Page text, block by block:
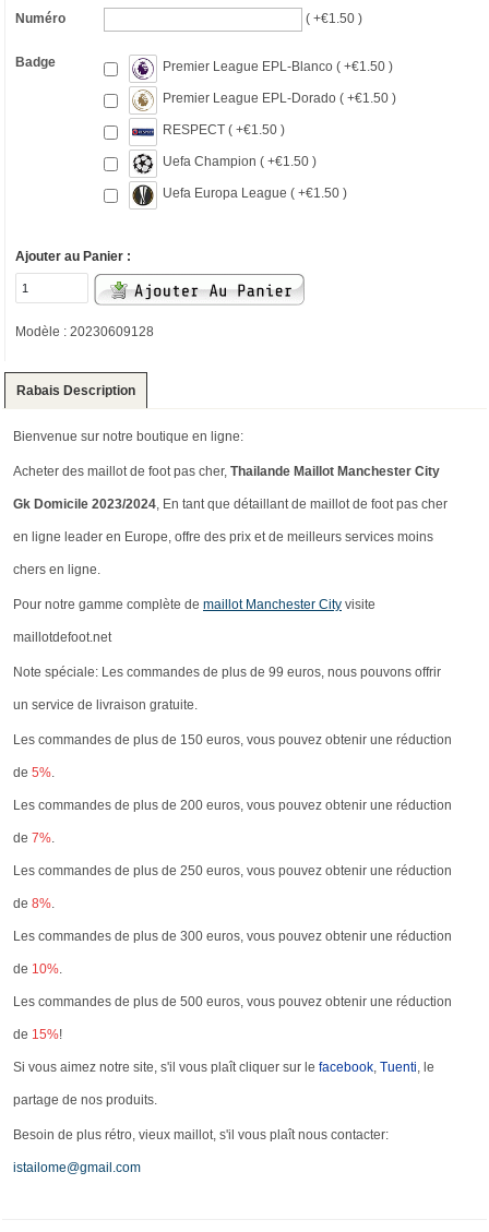
Numéro ( +€1.50 )
Badge Premier League EPL-Blanco ( +€1.50 )
Premier League EPL-Dorado ( +€1.50 )
RESPECT ( +€1.50 )
Uefa Champion ( +€1.50 )
Uefa Europa League ( +€1.50 )
Ajouter au Panier :
Modèle : 20230609128
Rabais Description
Bienvenue sur notre boutique en ligne:
Acheter des maillot de foot pas cher, Thailande Maillot Manchester City
Gk Domicile 2023/2024, En tant que détaillant de maillot de foot pas cher
en ligne leader en Europe, offre des prix et de meilleurs services moins
chers en ligne.
Pour notre gamme complète de maillot Manchester City visite
maillotdefoot.net
Note spéciale: Les commandes de plus de 99 euros, nous pouvons offrir
un service de livraison gratuite.
Les commandes de plus de 150 euros, vous pouvez obtenir une réduction
de 5%.
Les commandes de plus de 200 euros, vous pouvez obtenir une réduction
de 7%.
Les commandes de plus de 250 euros, vous pouvez obtenir une réduction
de 8%.
Les commandes de plus de 300 euros, vous pouvez obtenir une réduction
de 10%.
Les commandes de plus de 500 euros, vous pouvez obtenir une réduction
de 15%!
Si vous aimez notre site, s'il vous plaît cliquer sur le facebook, Tuenti, le
partage de nos produits.
Besoin de plus rétro, vieux maillot, s'il vous plaît nous contacter:
istailome@gmail.com